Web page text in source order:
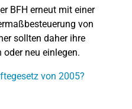
BFH erneut mit einer
von
sollten daher ihre
neu einlegen.
von 2005?